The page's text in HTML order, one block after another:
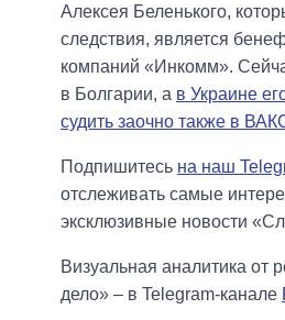
Алексея Беленького,
следствия, является
компаний «Инкомм».
в Болгарии, а в Украине
судить заочно также в
Подпишитесь на наш
отслеживать самые
эксклюзивные новости
Визуальная аналитика от
дело» – в Telegram-канале